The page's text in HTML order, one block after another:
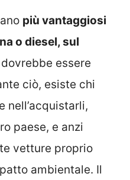
più vantaggiosi
o diesel, sul
dovrebbe essere
ciò, esiste chi
nell’acquistarli,
paese, e anzi
vetture proprio
ambientale. Il